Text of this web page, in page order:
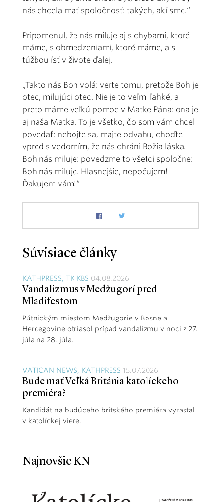
nás chcela mať spoločnosť: takých, akí sme.“
Pripomenul, že nás miluje aj s chybami, ktoré
máme, s obmedzeniami, ktoré máme, a s
túžbou ísť v živote ďalej.
„Takto nás Boh volá: verte tomu, pretože Boh je
otec, milujúci otec. Nie je to veľmi ľahké, a
preto máme veľkú pomoc v Matke Pána: ona je
aj naša Matka. To je všetko, čo som vám chcel
povedať: nebojte sa, majte odvahu, choďte
vpred s vedomím, že nás chráni Božia láska.
Boh nás miluje: povedzme to všetci spoločne:
Boh nás miluje. Hlasnejšie, nepočujem!
Ďakujem vám!“
Súvisiace články
KATHPRESS, TK KBS 04.08.2026
Vandalizmus v Medžugorí pred
Mladifestom
Pútnickým miestom Medžugorie v Bosne a
Hercegovine otriasol prípad vandalizmu v noci z 27.
júla na 28. júla.
VATICAN NEWS, KATHPRESS 15.07.2026
Bude mať Veľká Británia katolíckeho
premiéra?
Kandidát na budúceho britského premiéra vyrastal
v katolíckej viere.
Najnovšie KN